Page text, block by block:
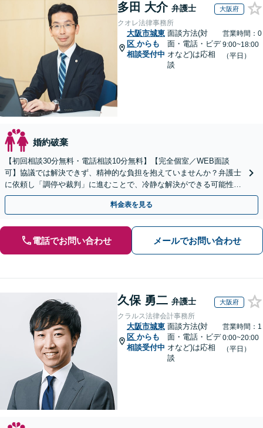
多田 大介 弁護士 大阪府
クオレ法律事務所
大阪市城東
区 からも
相談受付中
面談方法(対
面・電話・ビデ
オなど)は応相
談
営業時間：0
9:00~18:00
（平日）
婚約破棄
【初回相談30分無料・電話相談10分無料】【完全個室／WEB面談
可】協議では解決できず、精神的な負担を抱えていませんか？弁護士
に依頼し「調停や裁判」に進むことで、冷静な解決ができる可能性も
【歴20年以上】の経験豊富な弁護士にご相談ください。
料金表を見る
電話でお問い合わせ メールでお問い合わせ
久保 勇二 弁護士 大阪府
クラルス法律会計事務所
大阪市城東
区 からも
相談受付中
面談方法(対
面・電話・ビデ
オなど)は応相
談
営業時間：1
0:00~20:00
（平日）